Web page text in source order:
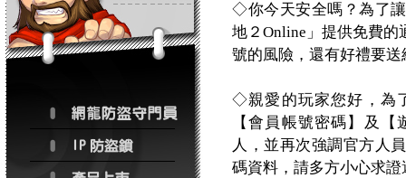
◇你今天安全嗎？為了
地２Online」提供免費
號的風險，還有好禮要送
◇親愛的玩家您好，為
【會員帳號密碼】及
人，並再次強調官方人
碼資料，請多方小心求